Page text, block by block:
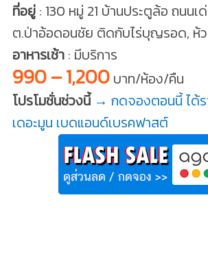
ที่อยู่: 130 หมู่ 21 บ้านประตูล้อ ถนนเ
ต.ป่าอ้อดอนชัย ติดกับไร่บุญรอด, ห้
อาหารเช้า: มีบริการ
990 – 1,200บาท/ห้อง/คืน
โปรโมชั่นช่วงนี้ → กดจองตอนนี้ ได้ร
เดอะมูน เบดแอนด์เบรคฟาสต์